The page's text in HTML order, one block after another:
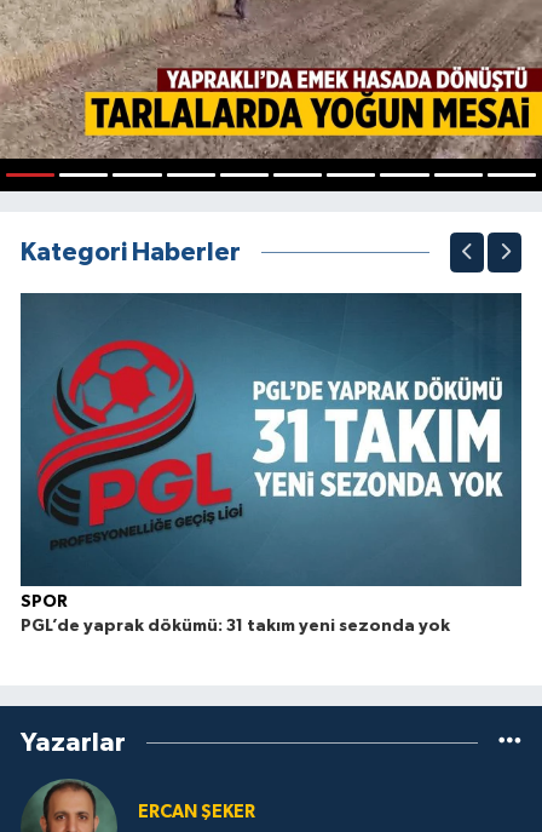
Kategori Haberler
SPOR
PGL’de yaprak dökümü: 31 takım yeni sezonda yok
Yazarlar
ERCAN ŞEKER